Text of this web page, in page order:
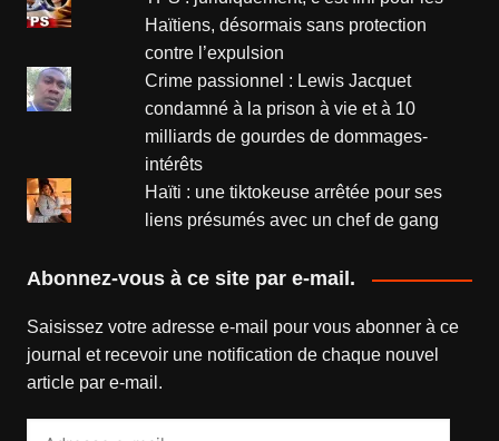
Haïtiens, désormais sans protection
contre l’expulsion
Crime passionnel : Lewis Jacquet
condamné à la prison à vie et à 10
milliards de gourdes de dommages-
intérêts
Haïti : une tiktokeuse arrêtée pour ses
liens présumés avec un chef de gang
Abonnez-vous à ce site par e-mail.
Saisissez votre adresse e-mail pour vous abonner à ce
journal et recevoir une notification de chaque nouvel
article par e-mail.